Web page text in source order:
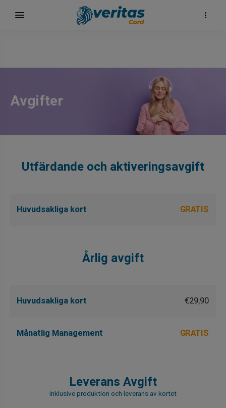
Avgifter
Utfärdande och aktiveringsavgift
Huvudsakliga kort GRATIS
Årlig avgift
Huvudsakliga kort €29,90
Månatlig Management GRATIS
Leverans Avgift
inklusive produktion och leverans av kortet